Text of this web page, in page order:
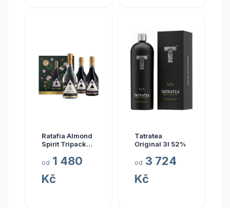
Ratafia Almond
Spirit Tripack
od 1 480
Kč
Tatratea
Original 3l 52%
od 3 724
Kč